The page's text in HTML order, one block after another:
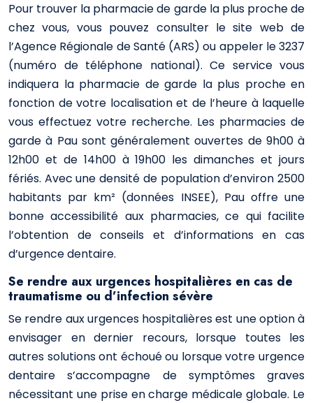
Pour trouver la pharmacie de garde la plus proche de
chez vous, vous pouvez consulter le site web de
l’Agence Régionale de Santé (ARS) ou appeler le 3237
(numéro de téléphone national). Ce service vous
indiquera la pharmacie de garde la plus proche en
fonction de votre localisation et de l’heure à laquelle
vous effectuez votre recherche. Les pharmacies de
garde à Pau sont généralement ouvertes de 9h00 à
12h00 et de 14h00 à 19h00 les dimanches et jours
fériés. Avec une densité de population d’environ 2500
habitants par km² (données INSEE), Pau offre une
bonne accessibilité aux pharmacies, ce qui facilite
l’obtention de conseils et d’informations en cas
d’urgence dentaire.
Se rendre aux urgences hospitalières en cas de
traumatisme ou d’infection sévère
Se rendre aux urgences hospitalières est une option à
envisager en dernier recours, lorsque toutes les
autres solutions ont échoué ou lorsque votre urgence
dentaire s’accompagne de symptômes graves
nécessitant une prise en charge médicale globale. Le